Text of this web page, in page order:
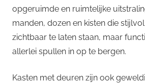
opgeruimde en ruimtelijke
manden, dozen en kisten die
zichtbaar te laten staan, maar
allerlei spullen in op te bergen.
Kasten met deuren zijn ook